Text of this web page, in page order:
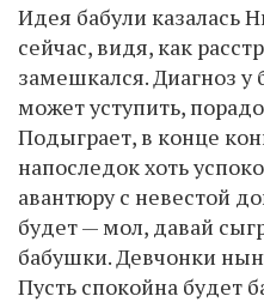
Идея бабули казалась
сейчас, видя, как
замешкался. Диагноз у
может уступить,
Подыграет, в конце
напоследок хоть
авантюру с невестой
будет — мол, давай
бабушки. Девчонки
Пусть спокойна будет